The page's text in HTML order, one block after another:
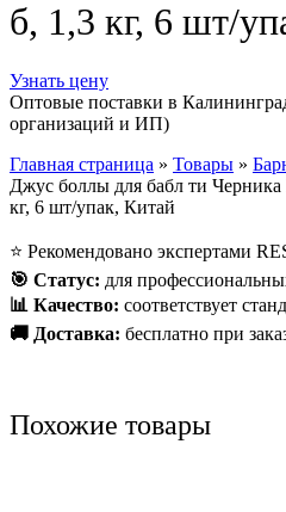
б, 1,3 кг, 6 шт/
Узнать цену
Оптовые поставки в
организаций и ИП)
Главная страница » Товары »
Джус боллы для бабл ти
кг, 6 шт/упак, Китай
⭐ Рекомендовано экспертами
🎯 Статус: для
📊 Качество: соответствует
🚚 Доставка: бесплатно при
Похожие товары